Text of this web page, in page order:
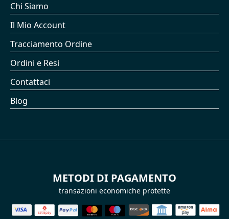
Chi Siamo
Il Mio Account
Tracciamento Ordine
Ordini e Resi
Contattaci
Blog
METODI DI PAGAMENTO
transazioni economiche protette